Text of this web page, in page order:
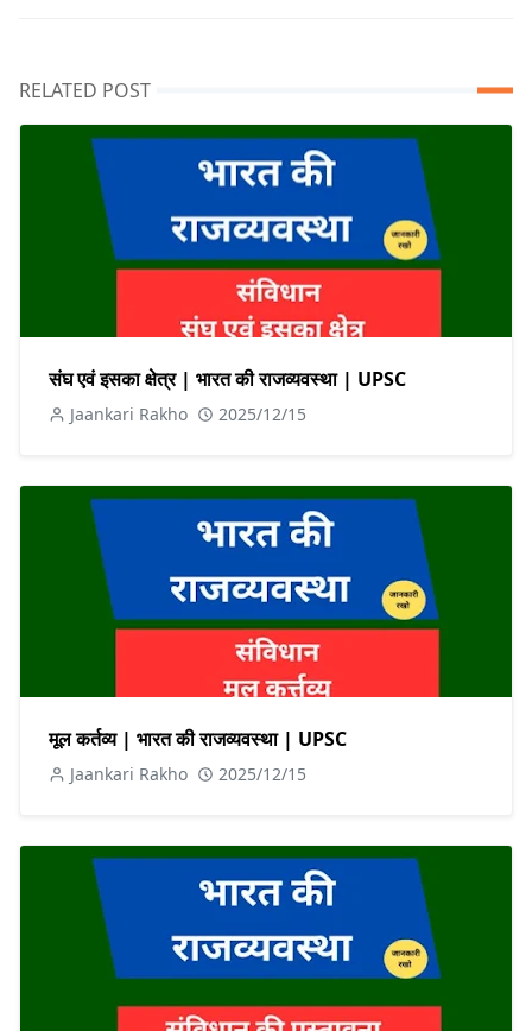
RELATED POST
संघ एवं इसका क्षेत्र | भारत की राजव्यवस्था | UPSC
Jaankari Rakho 2025/12/15
मूल कर्तव्य | भारत की राजव्यवस्था | UPSC
Jaankari Rakho 2025/12/15